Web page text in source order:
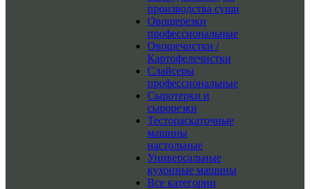
производства суши
Овощерезки
профессиональные
Овощечистки /
Картофелечистки
Слайсеры
профессиональные
Сыротерки и
сырорезки
Тестораскаточные
машины
настольные
Универсальные
кухонные машины
Все категории